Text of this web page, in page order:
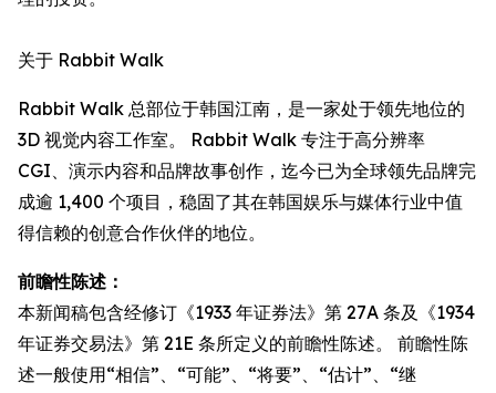
关于 Rabbit Walk
Rabbit Walk 总部位于韩国江南，是一家处于领先地位的
3D 视觉内容工作室。 Rabbit Walk 专注于高分辨率
CGI、演示内容和品牌故事创作，迄今已为全球领先品牌完
成逾 1,400 个项目，稳固了其在韩国娱乐与媒体行业中值
得信赖的创意合作伙伴的地位。
前瞻性陈述：
本新闻稿包含经修订《1933 年证券法》第 27A 条及《1934
年证券交易法》第 21E 条所定义的前瞻性陈述。 前瞻性陈
述一般使用“相信”、“可能”、“将要”、“估计”、“继